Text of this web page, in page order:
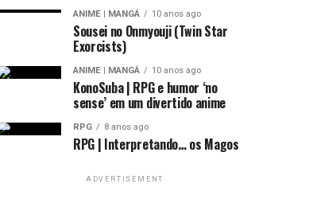
ANIME | MANGÁ 10 anos ago
Sousei no Onmyouji (Twin Star
Exorcists)
ANIME | MANGÁ 10 anos ago
KonoSuba | RPG e humor ‘no
sense’ em um divertido anime
RPG 8 anos ago
RPG | Interpretando… os Magos
ADVERTISEMENT